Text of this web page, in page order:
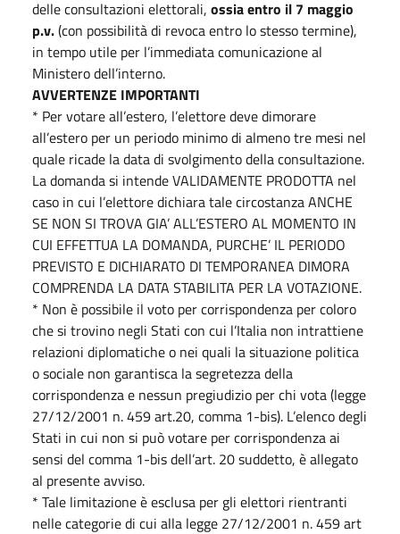
delle consultazioni elettorali, ossia entro il 7 maggio
p.v.(con possibilità di revoca entro lo stesso termine),
in tempo utile per l’immediata comunicazione al
Ministero dell’interno.
AVVERTENZE IMPORTANTI
* Per votare all’estero, l’elettore deve dimorare
all’estero per un periodo minimo di almeno tre mesi nel
quale ricade la data di svolgimento della consultazione.
La domanda si intende VALIDAMENTE PRODOTTA nel
caso in cui l’elettore dichiara tale circostanza ANCHE
SE NON SI TROVA GIA’ ALL’ESTERO AL MOMENTO IN
CUI EFFETTUA LA DOMANDA, PURCHE’ IL PERIODO
PREVISTO E DICHIARATO DI TEMPORANEA DIMORA
COMPRENDA LA DATA STABILITA PER LA VOTAZIONE.
* Non è possibile il voto per corrispondenza per coloro
che si trovino negli Stati con cui l’Italia non intrattiene
relazioni diplomatiche o nei quali la situazione politica
o sociale non garantisca la segretezza della
corrispondenza e nessun pregiudizio per chi vota (legge
27/12/2001 n. 459 art.20, comma 1-bis). L’elenco degli
Stati in cui non si può votare per corrispondenza ai
sensi del comma 1-bis dell’art. 20 suddetto, è allegato
al presente avviso.
* Tale limitazione è esclusa per gli elettori rientranti
nelle categorie di cui alla legge 27/12/2001 n. 459 art